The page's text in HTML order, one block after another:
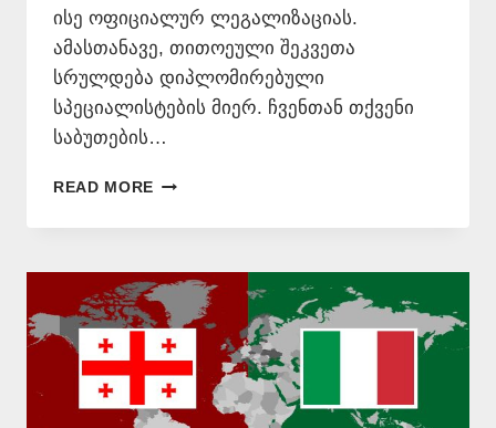
ისე ოფიციალურ ლეგალიზაციას.
ამასთანავე, თითოეული შეკვეთა
სრულდება დიპლომირებული
სპეციალისტების მიერ. ჩვენთან თქვენი
საბუთების…
READ MORE ᲗᲐᲠᲒᲛᲜᲐ
–